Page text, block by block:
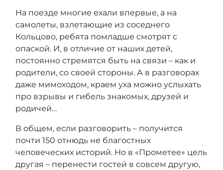
На поезде многие ехали впервые, а на
самолеты, взлетающие из соседнего
Кольцово, ребята помладше смотрят с
опаской. И, в отличие от наших детей,
постоянно стремятся быть на связи – как и
родители, со своей стороны. А в разговорах
даже мимоходом, краем уха можно услыхать
про взрывы и гибель знакомых, друзей и
родичей…
В общем, если разговорить – получится
почти 150 отнюдь не благостных
человеческих историй. Но в «Прометее» цель
другая – перенести гостей в совсем другую,